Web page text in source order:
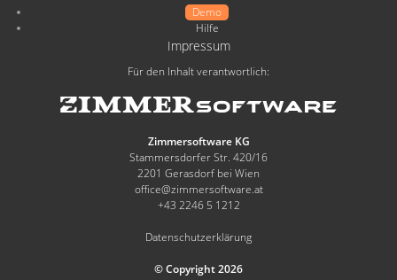
Demo
Hilfe
Impressum
Für den Inhalt verantwortlich:
Zimmersoftware KG
Stammersdorfer Str. 420/16
2201 Gerasdorf bei Wien
office@zimmersoftware.at
+43 2246 5 1212
Datenschutzerklärung
© Copyright 2026